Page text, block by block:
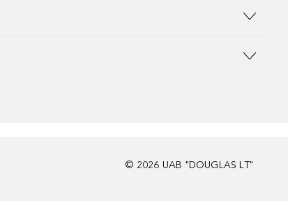
© 2026 UAB "DOUGLAS LT"